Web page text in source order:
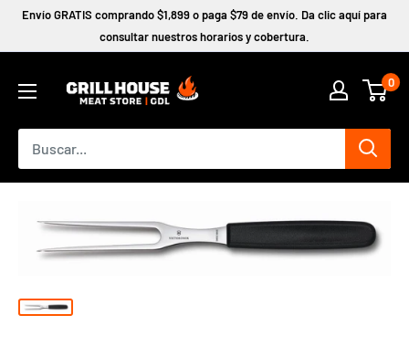
contenido
Envío GRATIS comprando $1,899 o paga $79 de envío. Da clic aquí para
consultar nuestros horarios y cobertura.
0